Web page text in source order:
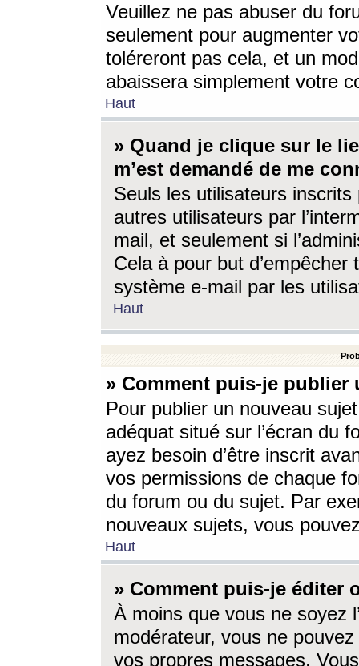
Veuillez ne pas abuser du
seulement pour augmenter
toléreront pas cela, et un
abaissera simplement votre
Haut
» Quand je clique sur le
m’est demandé de me
Seuls les utilisateurs
autres utilisateurs par
mail, et seulement si
Cela à pour but
système e-mail par les
Haut
» Comment puis-je
Pour publier un nouveau
adéquat situé sur l’écran du
ayez besoin d’être inscrit
vos permissions de chaque
du forum ou du sujet. Par
nouveaux sujets, vous
Haut
» Comment puis-je éditer
À moins que vous ne soyez
modérateur, vous ne
vos propres messages.